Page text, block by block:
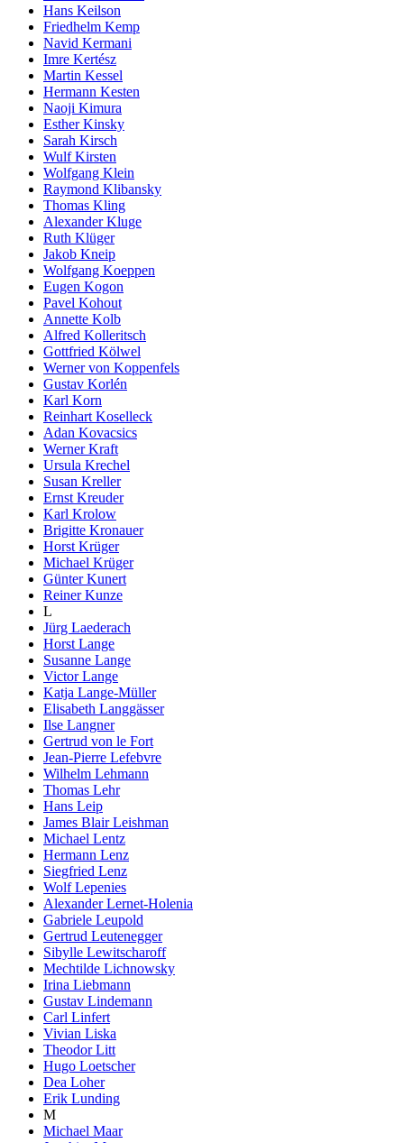
Hans Keilson
Friedhelm Kemp
Navid Kermani
Imre Kertész
Martin Kessel
Hermann Kesten
Naoji Kimura
Esther Kinsky
Sarah Kirsch
Wulf Kirsten
Wolfgang Klein
Raymond Klibansky
Thomas Kling
Alexander Kluge
Ruth Klüger
Jakob Kneip
Wolfgang Koeppen
Eugen Kogon
Pavel Kohout
Annette Kolb
Alfred Kolleritsch
Gottfried Kölwel
Werner von Koppenfels
Gustav Korlén
Karl Korn
Reinhart Koselleck
Adan Kovacsics
Werner Kraft
Ursula Krechel
Susan Kreller
Ernst Kreuder
Karl Krolow
Brigitte Kronauer
Horst Krüger
Michael Krüger
Günter Kunert
Reiner Kunze
L
Jürg Laederach
Horst Lange
Susanne Lange
Victor Lange
Katja Lange-Müller
Elisabeth Langgässer
Ilse Langner
Gertrud von le Fort
Jean-Pierre Lefebvre
Wilhelm Lehmann
Thomas Lehr
Hans Leip
James Blair Leishman
Michael Lentz
Hermann Lenz
Siegfried Lenz
Wolf Lepenies
Alexander Lernet-Holenia
Gabriele Leupold
Gertrud Leutenegger
Sibylle Lewitscharoff
Mechtilde Lichnowsky
Irina Liebmann
Gustav Lindemann
Carl Linfert
Vivian Liska
Theodor Litt
Hugo Loetscher
Dea Loher
Erik Lunding
M
Michael Maar